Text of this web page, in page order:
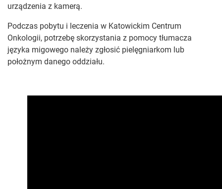
urządzenia z kamerą.
Podczas pobytu i leczenia w Katowickim Centrum
Onkologii, potrzebę skorzystania z pomocy tłumacza
języka migowego należy zgłosić pielęgniarkom lub
położnym danego oddziału.